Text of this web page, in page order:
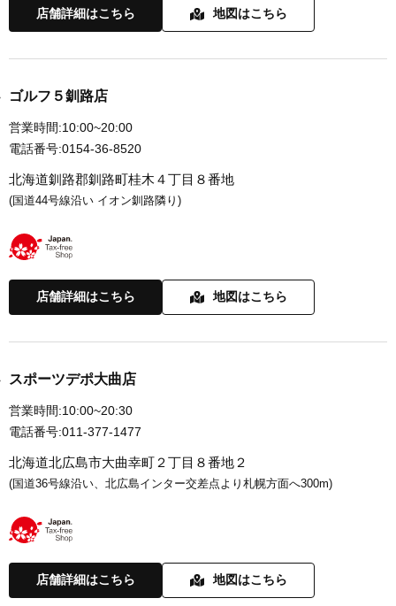
店舗詳細はこちら 地図はこちら
ゴルフ５釧路店
営業時間:10:00~20:00
電話番号:0154-36-8520
北海道釧路郡釧路町桂木４丁目８番地
(国道44号線沿い イオン釧路隣り)
店舗詳細はこちら 地図はこちら
スポーツデポ大曲店
営業時間:10:00~20:30
電話番号:011-377-1477
北海道北広島市大曲幸町２丁目８番地２
(国道36号線沿い、北広島インター交差点より札幌方面へ300m)
店舗詳細はこちら 地図はこちら